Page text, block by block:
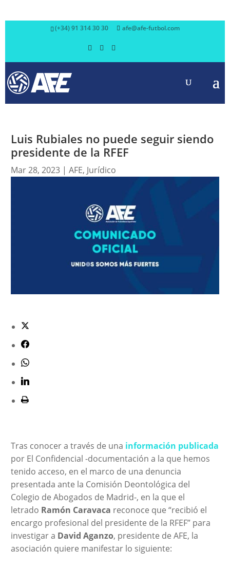
(+34) 91 314 30 30 afe@afe-futbol.com
Luis Rubiales no puede seguir siendo
presidente de la RFEF
Mar 28, 2023| AFE, Jurídico
Tras conocer a través de una información publicada
por El Confidencial -documentación a la que hemos
tenido acceso, en el marco de una denuncia
presentada ante la Comisión Deontológica del
Colegio de Abogados de Madrid-, en la que el
letrado Ramón Caravaca reconoce que “recibió el
encargo profesional del presidente de la RFEF” para
investigar a David Aganzo, presidente de AFE, la
asociación quiere manifestar lo siguiente: